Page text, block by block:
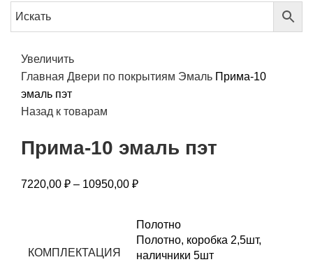
Увеличить
Главная Двери по покрытиям Эмаль Прима-10
эмаль пэт
Назад к товарам
Прима-10 эмаль пэт
7220,00 ₽ – 10950,00 ₽
КОМПЛЕКТАЦИЯ
Полотно
Полотно, коробка 2,5шт,
наличники 5шт